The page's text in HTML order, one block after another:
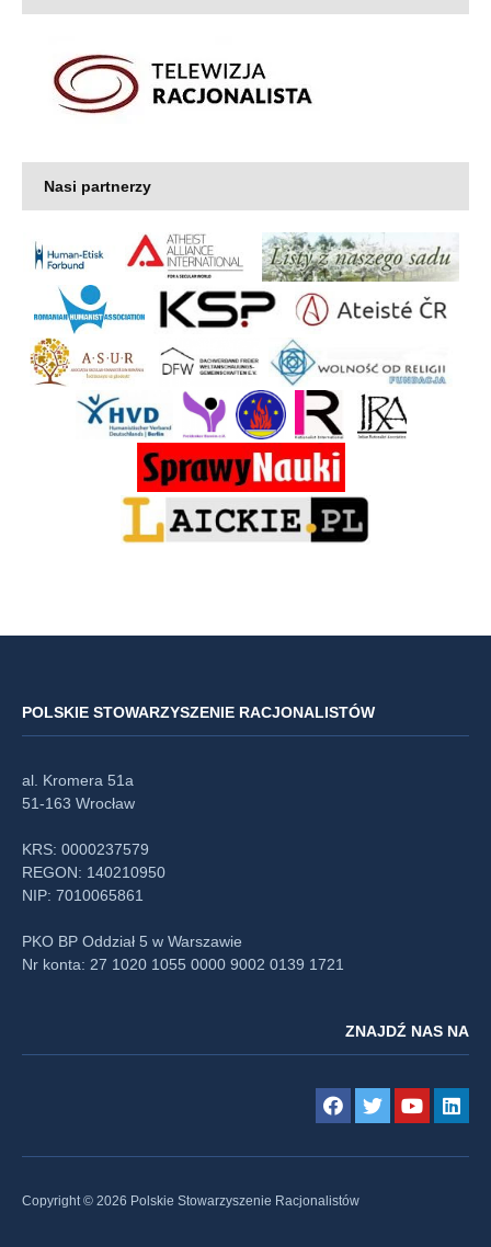
Nasi partnerzy
POLSKIE STOWARZYSZENIE RACJONALISTÓW
al. Kromera 51a
51-163 Wrocław
KRS: 0000237579
REGON: 140210950
NIP: 7010065861
PKO BP Oddział 5 w Warszawie
Nr konta: 27 1020 1055 0000 9002 0139 1721
ZNAJDŹ NAS NA
Copyright © 2026 Polskie Stowarzyszenie Racjonalistów